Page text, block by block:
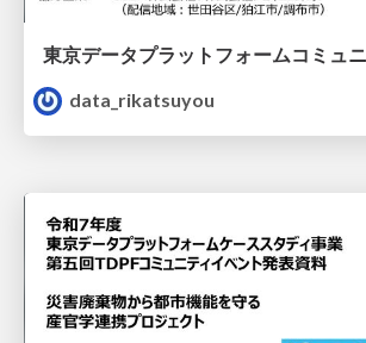
data_rikatsuyou